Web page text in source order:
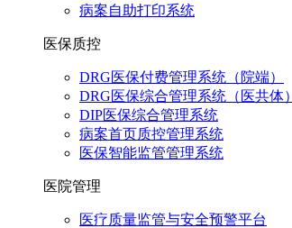
病案自助打印系统
医保质控
DRG医保付费管理系统（院端）
DRG医保综合管理系统（医共体）
DIP医保综合管理系统
病案首页质控管理系统
医保智能监管管理系统
医院管理
医疗质量监管与安全预警平台